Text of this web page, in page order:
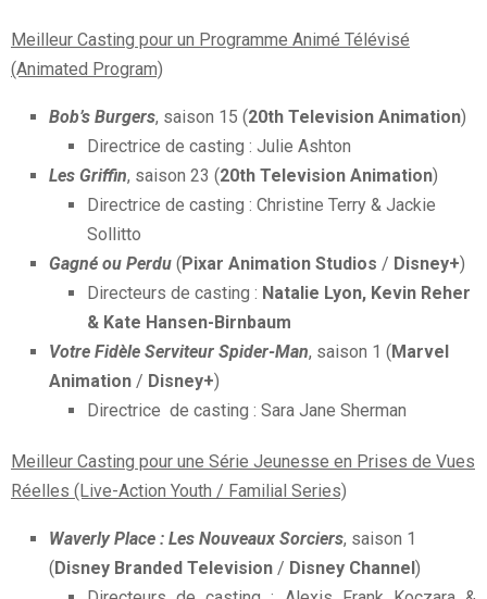
Meilleur Casting pour un Programme Animé Télévisé
(Animated Program)
Bob’s Burgers, saison 15 (20th Television Animation)
Directrice de casting : Julie Ashton
Les Griffin, saison 23 (20th Television Animation)
Directrice de casting : Christine Terry & Jackie
Sollitto
Gagné ou Perdu (Pixar Animation Studios / Disney+)
Directeurs de casting : Natalie Lyon, Kevin Reher
& Kate Hansen-Birnbaum
Votre Fidèle Serviteur Spider-Man, saison 1 (Marvel
Animation / Disney+)
Directrice de casting : Sara Jane Sherman
Meilleur Casting pour une Série Jeunesse en Prises de Vues
Réelles (Live-Action Youth / Familial Series)
Waverly Place : Les Nouveaux Sorciers, saison 1
(Disney Branded Television / Disney Channel)